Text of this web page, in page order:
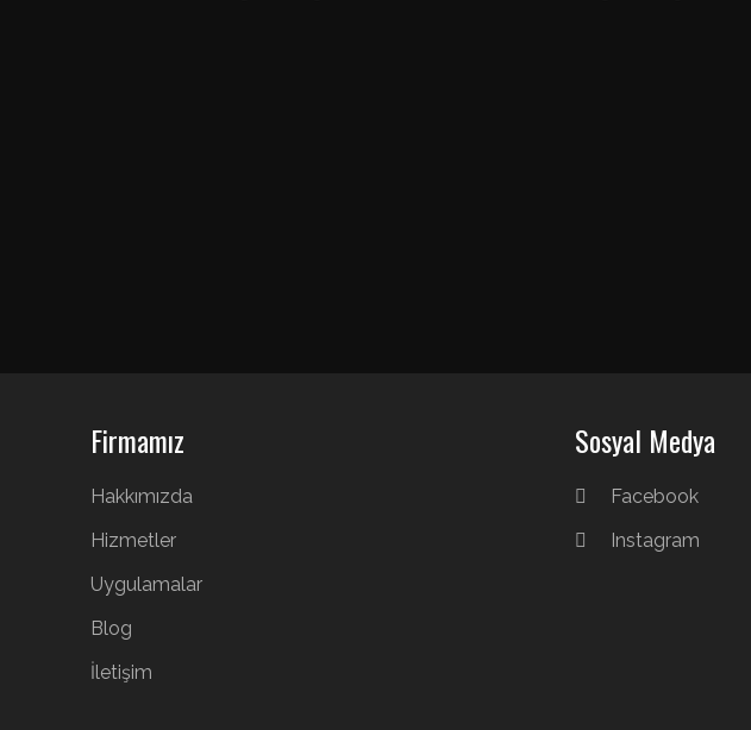
Firmamız
Hakkımızda
Hizmetler
Uygulamalar
Blog
İletişim
Sosyal Medya
Facebook
Instagram